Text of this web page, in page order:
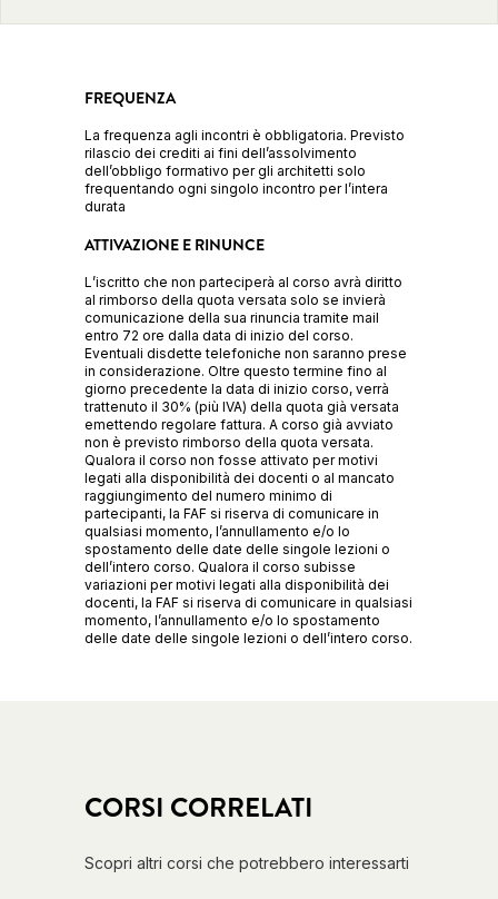
FREQUENZA
La frequenza agli incontri è obbligatoria. Previsto
rilascio dei crediti ai fini dell’assolvimento
dell’obbligo formativo per gli architetti solo
frequentando ogni singolo incontro per l’intera
durata
ATTIVAZIONE E RINUNCE
L’iscritto che non parteciperà al corso avrà diritto
al rimborso della quota versata solo se invierà
comunicazione della sua rinuncia tramite mail
entro 72 ore dalla data di inizio del corso.
Eventuali disdette telefoniche non saranno prese
in considerazione. Oltre questo termine fino al
giorno precedente la data di inizio corso, verrà
trattenuto il 30% (più IVA) della quota già versata
emettendo regolare fattura. A corso già avviato
non è previsto rimborso della quota versata.
Qualora il corso non fosse attivato per motivi
legati alla disponibilità dei docenti o al mancato
raggiungimento del numero minimo di
partecipanti, la FAF si riserva di comunicare in
qualsiasi momento, l’annullamento e/o lo
spostamento delle date delle singole lezioni o
dell’intero corso. Qualora il corso subisse
variazioni per motivi legati alla disponibilità dei
docenti, la FAF si riserva di comunicare in qualsiasi
momento, l’annullamento e/o lo spostamento
delle date delle singole lezioni o dell’intero corso.
CORSI CORRELATI
Scopri altri corsi che potrebbero interessarti